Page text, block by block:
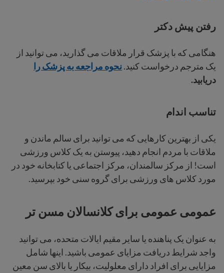
رفتن پیش دکتر
هنگامی که با پزشک قرار ملاقات می گذارید، می توانید از
یک مترجم درخواست کنید. نحوه مراجعه به پزشک را
دریابید.
تناسب اندام
یکی از بهترین کارهایی که می توانید برای سالم ماندن و
ملاقات با مردم انجام دهید، پیوستن به یک کلاس ورزشی
است! از مرکز سالمندان، مرکز اجتماعی یا کتابخانه خود در
مورد کلاس های ورزشی برای گروه سنی خود بپرسید.
عمومی عمومی برای کلانسالان مسن تر
به عنوان یک پناهنده یا سایر مقیم ایالات متحده، می توانید
واجد شرایط دریافت مزایای عمومی باشید. اینها شامل
مزایایی برای افراد دارای معلولیت، بیکار یا بالای سن معین